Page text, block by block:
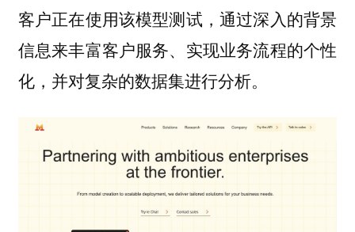
客户正在使用该模型测试，通过深入的背景
信息来丰富客户服务、实现业务流程的个性
化，并对复杂的数据集进行分析。